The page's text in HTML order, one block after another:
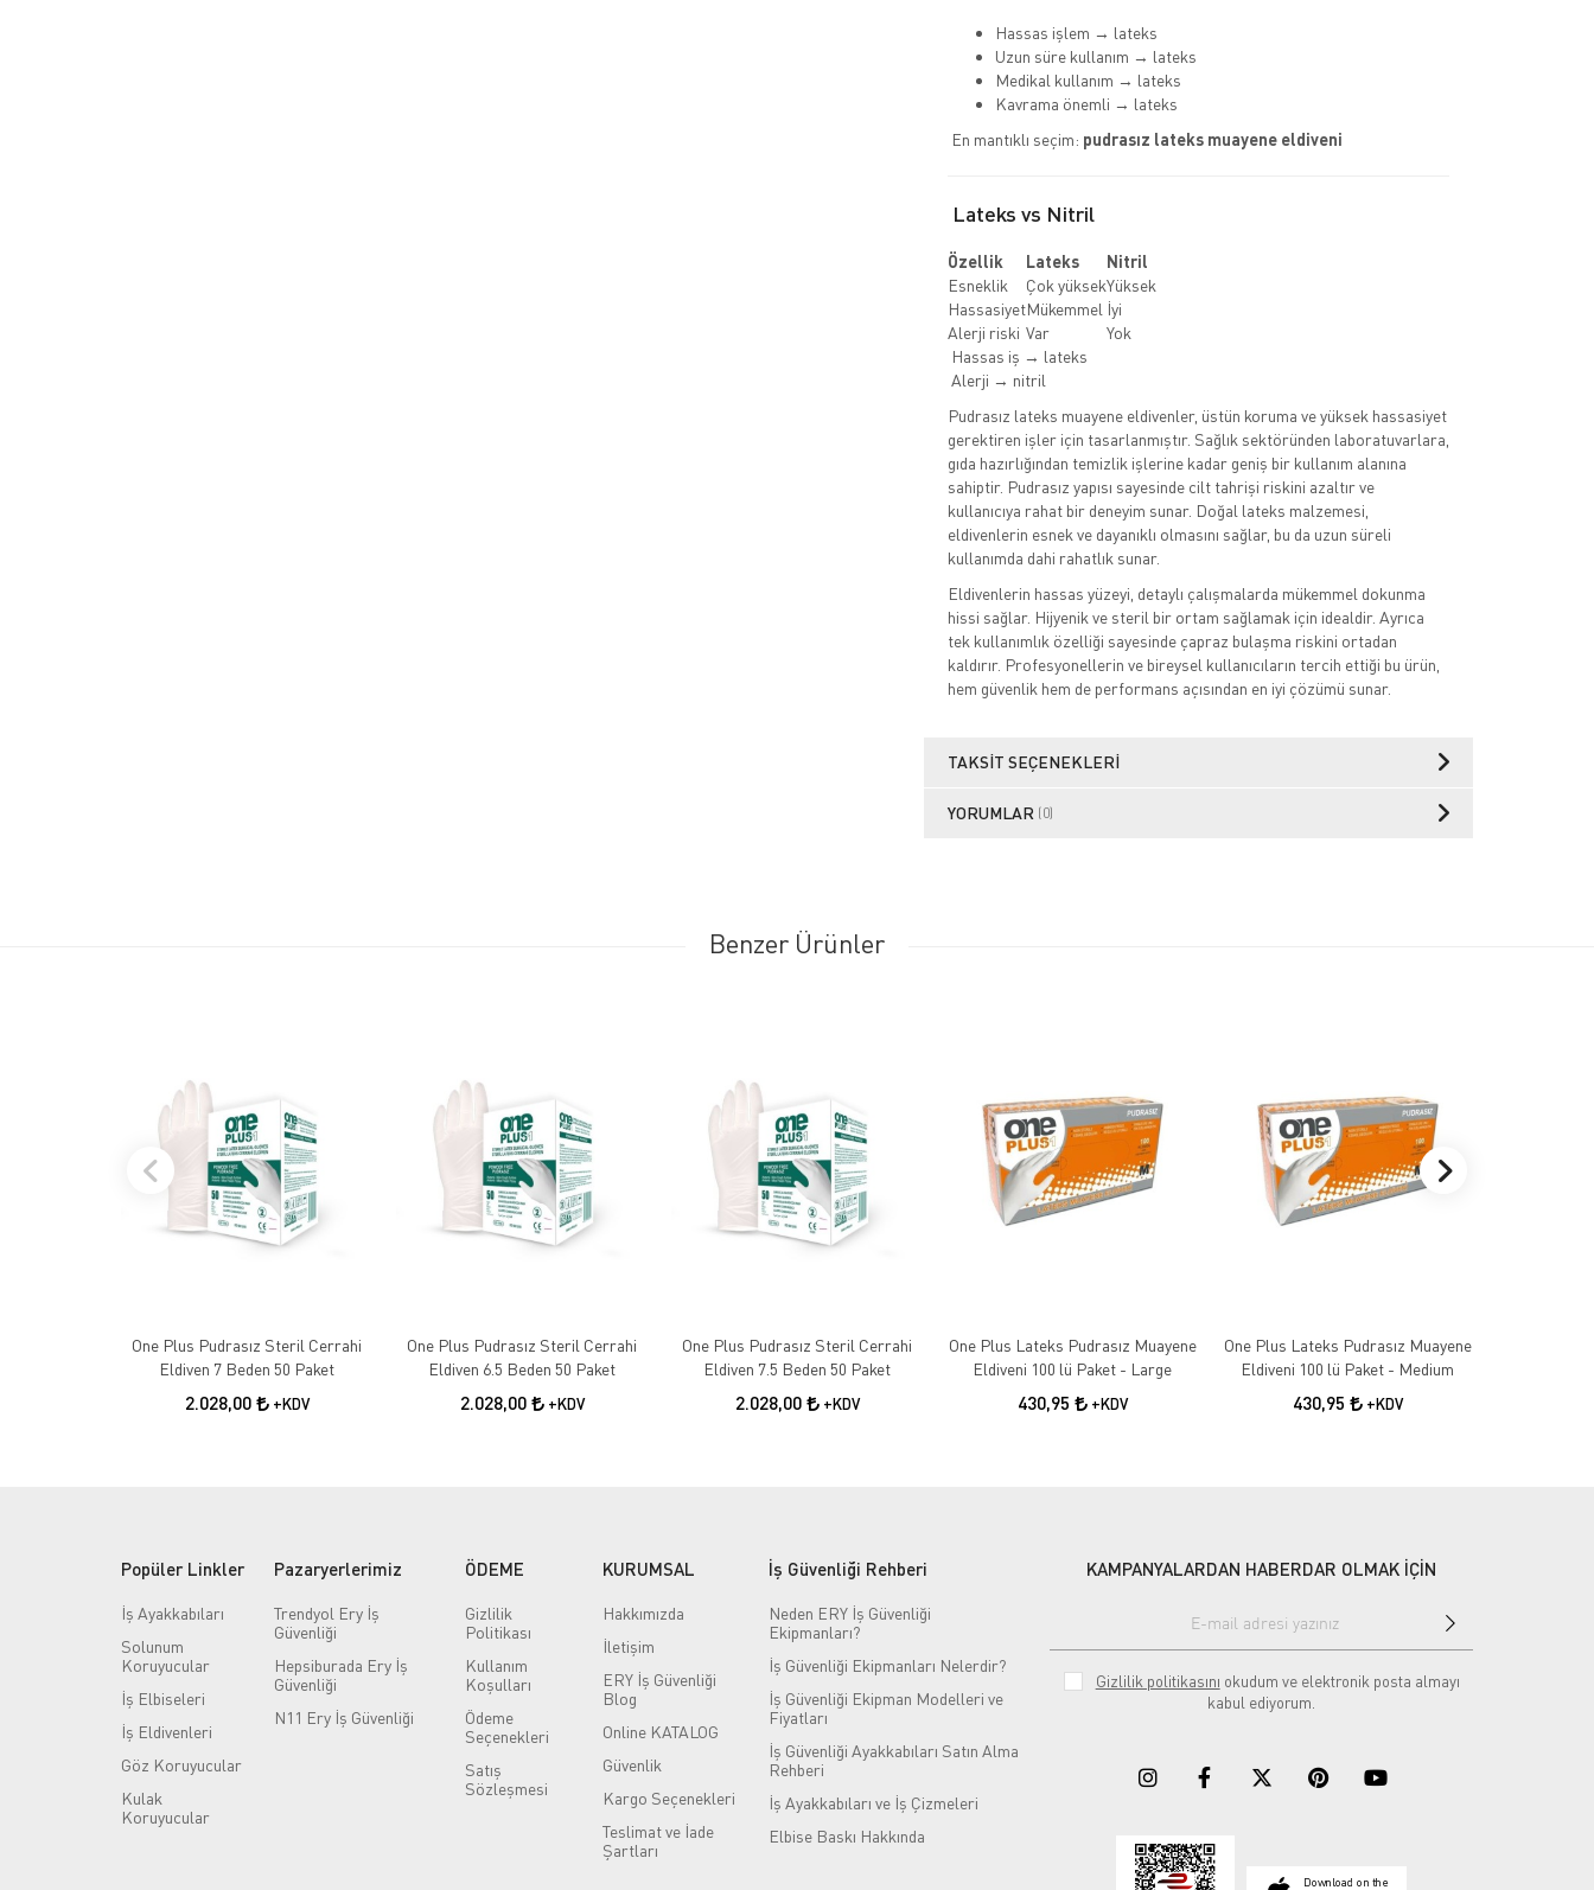
Hassas işlem → lateks
Uzun süre kullanım → lateks
Medikal kullanım → lateks
Kavrama önemli → lateks
En mantıklı seçim: pudrasız lateks muayene eldiveni
Lateks vs Nitril
Özellik Lateks
Nitril
Esneklik
Çok yüksekYüksek
HassasiyetMükemmel İyi
Alerji riski Var
Yok
Hassas iş → lateks
Alerji → nitril
Pudrasız lateks muayene eldivenler, üstün koruma ve yüksek hassasiyet
gerektiren işler için tasarlanmıştır. Sağlık sektöründen laboratuvarlara,
gıda hazırlığından temizlik işlerine kadar geniş bir kullanım alanına
sahiptir. Pudrasız yapısı sayesinde cilt tahrişi riskini azaltır ve
kullanıcıya rahat bir deneyim sunar. Doğal lateks malzemesi,
eldivenlerin esnek ve dayanıklı olmasını sağlar, bu da uzun süreli
kullanımda dahi rahatlık sunar.
Eldivenlerin hassas yüzeyi, detaylı çalışmalarda mükemmel dokunma
hissi sağlar. Hijyenik ve steril bir ortam sağlamak için idealdir. Ayrıca
tek kullanımlık özelliği sayesinde çapraz bulaşma riskini ortadan
kaldırır. Profesyonellerin ve bireysel kullanıcıların tercih ettiği bu ürün,
hem güvenlik hem de performans açısından en iyi çözümü sunar.
TAKSIT SEÇENEKLERI
YORUMLAR (0)
Benzer Ürünler
One Plus Pudrasız Steril Cerrahi
Eldiven 7 Beden 50 Paket
2.028,00 +KDV
One Plus Pudrasız Steril Cerrahi
Eldiven 6.5 Beden 50 Paket
2.028,00 +KDV
One Plus Pudrasız Steril Cerrahi
Eldiven 7.5 Beden 50 Paket
2.028,00 +KDV
One Plus Lateks Pudrasız Muayene
Eldiveni 100 lü Paket - Large
430,95 +KDV
One Plus Lateks Pudrasız Muayene
Eldiveni 100 lü Paket - Medium
430,95 +KDV
Popüler Linkler
İş Ayakkabıları
Solunum
Koruyucular
İş Elbiseleri
İş Eldivenleri
Göz Koruyucular
Kulak
Koruyucular
Pazaryerlerimiz
Trendyol Ery İş
Güvenliği
Hepsiburada Ery İş
Güvenliği
N11 Ery İş Güvenliği
ÖDEME
Gizlilik
Politikası
Kullanım
Koşulları
Ödeme
Seçenekleri
Satış
Sözleşmesi
KURUMSAL
Hakkımızda
İletişim
ERY İş Güvenliği
Blog
Online KATALOG
Güvenlik
Kargo Seçenekleri
Teslimat ve İade
Şartları
İş Güvenliği Rehberi
Neden ERY İş Güvenliği
Ekipmanları?
İş Güvenliği Ekipmanları Nelerdir?
İş Güvenliği Ekipman Modelleri ve
Fiyatları
İş Güvenliği Ayakkabıları Satın Alma
Rehberi
İş Ayakkabıları ve İş Çizmeleri
Elbise Baskı Hakkında
KAMPANYALARDAN HABERDAR OLMAK İÇİN
Gizlilik politikasını okudum ve elektronik posta almayı
kabul ediyorum.
Download on the